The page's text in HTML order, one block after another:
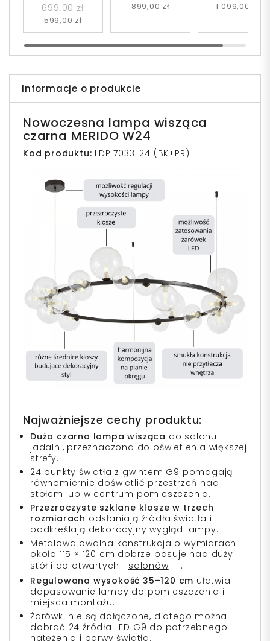
699,00 zł
599,00 zł
1 099,00 zł
899,00 zł
Informacje o produkcie
Nowoczesna lampa wisząca
czarna MERIDO W24
Kod produktu: LDP 7033-24 (BK+PR)
Najważniejsze cechy produktu:
Duża czarna lampa wisząca do salonu i
jadalni, przeznaczona do oświetlenia większej
strefy.
24 punkty światła z gwintem G9 pomagają
równomiernie doświetlić przestrzeń nad
stołem lub w centrum pomieszczenia.
Przezroczyste szklane klosze w trzech
rozmiarach odsłaniają źródła światła i
podkreślają dekoracyjny wygląd lampy.
Metalowa owalna konstrukcja o wymiarach
około 115 × 120 cm dobrze pasuje nad duży
stół i do otwartych
salonów
.
Regulowana wysokość 35–120 cm ułatwia
dopasowanie lampy do pomieszczenia i
miejsca montażu.
Żarówki nie są dołączone, dlatego można
dobrać 24 źródła LED G9 do potrzebnego
natężenia i barwy światła.